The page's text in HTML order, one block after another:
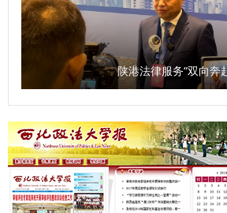
/news/newsDetail/7130/
秦网】中国刑法学研究会2025年全国年
https://www.sanqin.com/2025-
11/25/content_11424905.html 【群
https://xzzsx.sxdaily.com.cn/app/
e/news/newsDetail/7357/
【中华网】中国刑法学研究会2025年全
https://m.business.china.com/toutiao/
5/49020521.html 【华商报】中国刑法
审核：燕福民）
陕港法律服务“双向奔